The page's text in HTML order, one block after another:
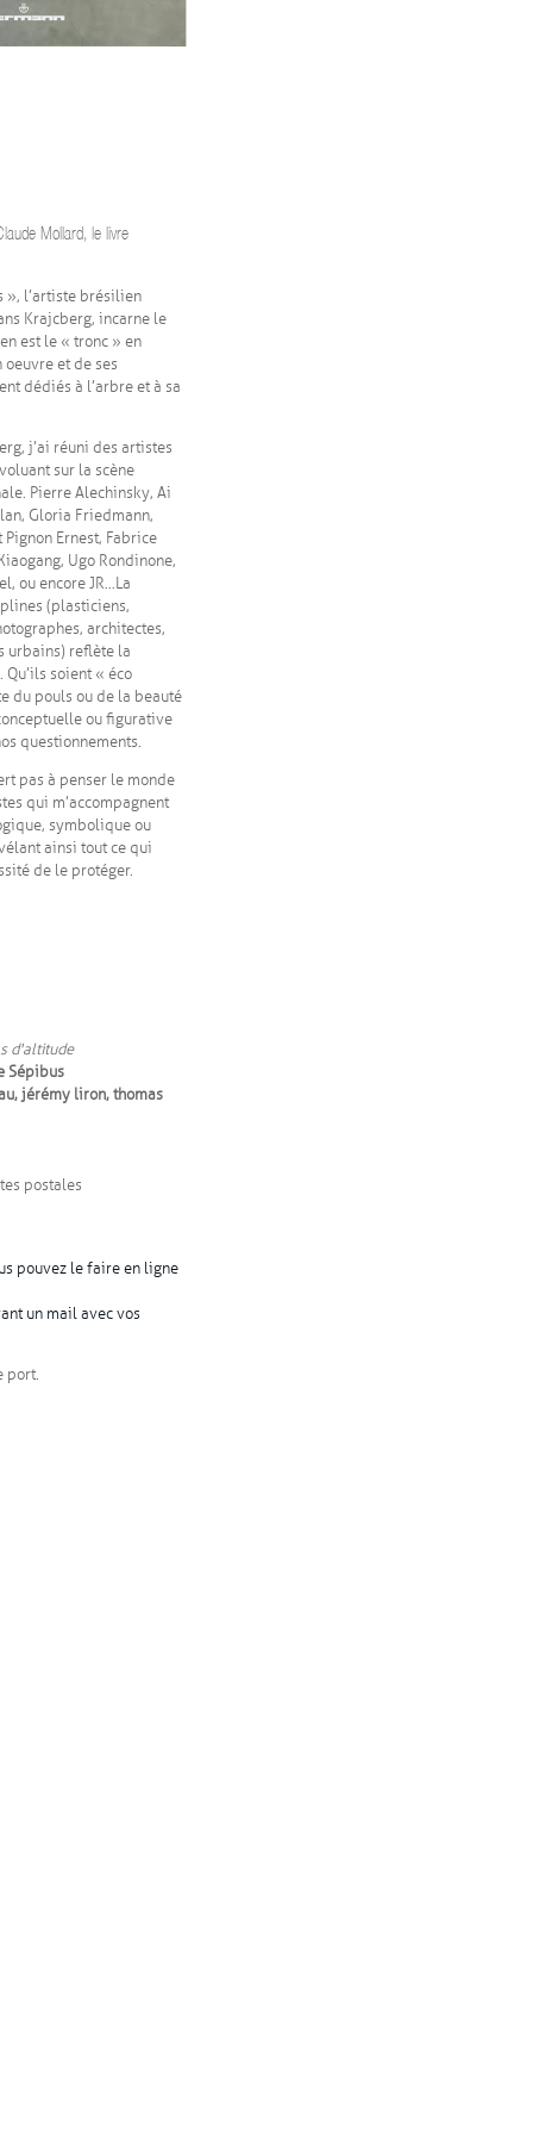
Mollard, le livre
», l’artiste brésilien
Krajcberg, incarne le
est le « tronc » en
oeuvre et de ses
dédiés à l’arbre et à sa
j’ai réuni des artistes
sur la scène
Pierre Alechinsky, Ai
Gloria Friedmann,
Ernest, Fabrice
Ugo Rondinone,
ou encore JR…La
(plasticiens,
architectes,
urbains) reflète la
soient « éco
du pouls ou de la beauté
ou figurative
questionnements.
pas à penser le monde
qui m’accompagnent
symbolique ou
ainsi tout ce qui
de le protéger.
d'altitude
Sépibus
jérémy liron, thomas
postales
pouvez le faire en ligne
un mail avec vos
port.